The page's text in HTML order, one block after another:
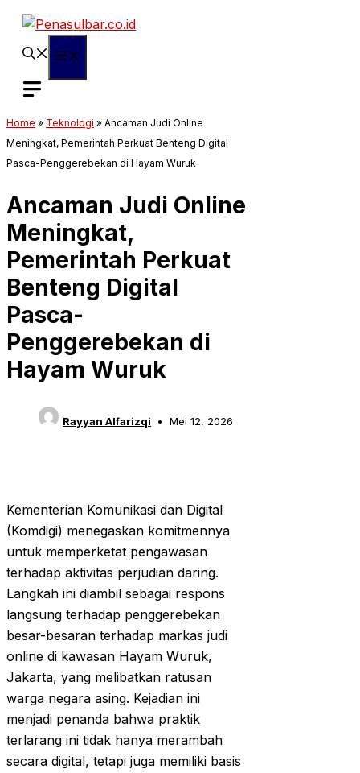
Langsung
Home » Teknologi » Ancaman Judi Online
Meningkat, Pemerintah Perkuat Benteng Digital
Pasca-Penggerebekan di Hayam Wuruk
Ancaman Judi Online
Meningkat,
Pemerintah Perkuat
Benteng Digital
Pasca-
Penggerebekan di
Hayam Wuruk
Rayyan Alfarizqi Mei 12, 2026
Kementerian Komunikasi dan Digital
(Komdigi) menegaskan komitmennya
untuk memperketat pengawasan
terhadap aktivitas perjudian daring.
Langkah ini diambil sebagai respons
langsung terhadap penggerebekan
besar-besaran terhadap markas judi
online di kawasan Hayam Wuruk,
Jakarta, yang melibatkan ratusan
warga negara asing. Kejadian ini
menjadi penanda bahwa praktik
terlarang ini tidak hanya merambah
secara digital, tetapi juga memiliki basis